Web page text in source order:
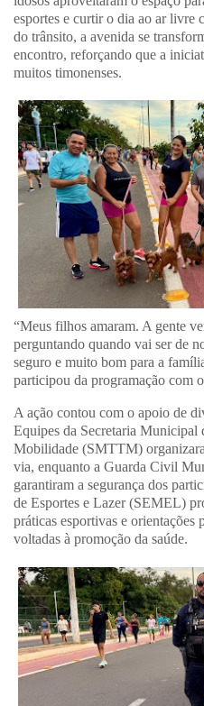
esportes e curtir o dia ao ar livre
do trânsito, a avenida se
encontro, reforçando que a
muitos timonenses.
“Meus filhos amaram. A gente
perguntando quando vai ser de
seguro e muito bom para a
participou da programação com
A ação contou com o apoio de
Equipes da Secretaria Municipal
Mobilidade (SMTTM)
via, enquanto a Guarda Civil
garantiram a segurança dos
de Esportes e Lazer (SEMEL)
práticas esportivas e orientações
voltadas à promoção da saúde.